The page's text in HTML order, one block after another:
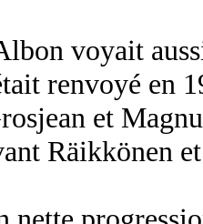
voyait
renvoyé en
et
Räikkönen